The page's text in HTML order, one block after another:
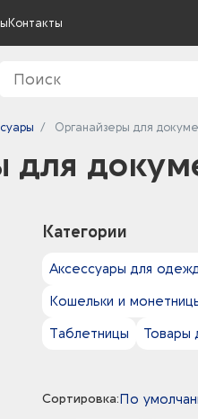
Контакты
Органайзеры для
для
Категории
Аксессуары для
Кошельки и
Таблетницы
Товары
Сортировка:По